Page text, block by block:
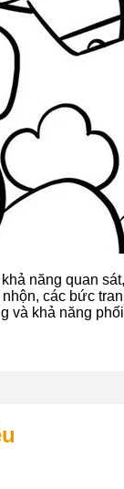
năng quan
các bức
và khả năng